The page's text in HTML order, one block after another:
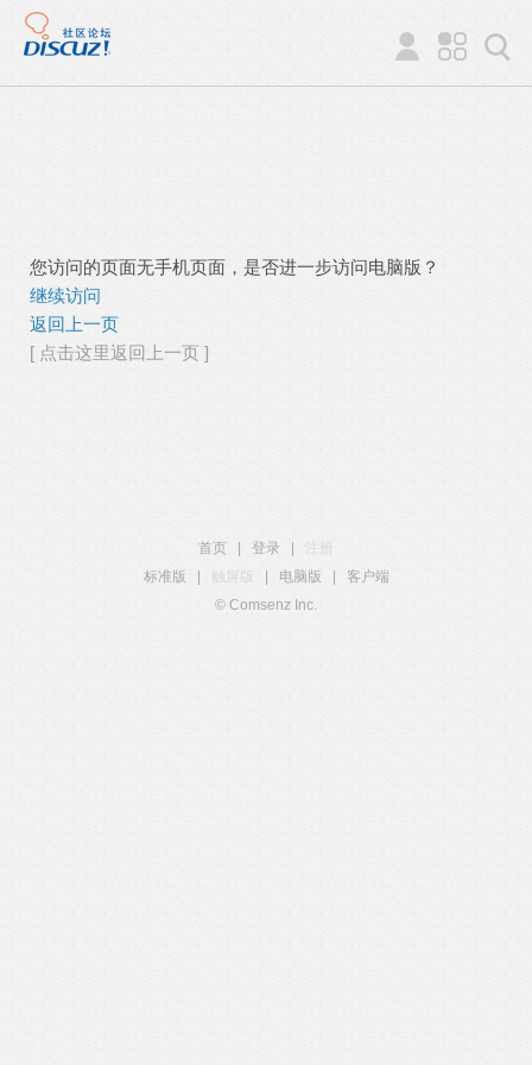
您访问的页面无手机页面，是否进一步访问电脑版？
继续访问
返回上一页
[ 点击这里返回上一页 ]
首页 登录
注册
标准版
触屏版 电脑版
客户端
© Comsenz Inc.